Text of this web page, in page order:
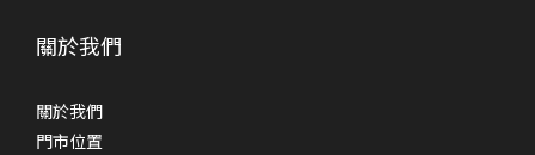
關於我們
關於我們
門市位置